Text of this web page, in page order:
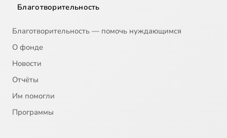
Благотворительность
Благотворительность — помочь нуждающимся
О фонде
Новости
Отчёты
Им помогли
Программы